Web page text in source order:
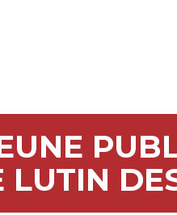
LUTIN